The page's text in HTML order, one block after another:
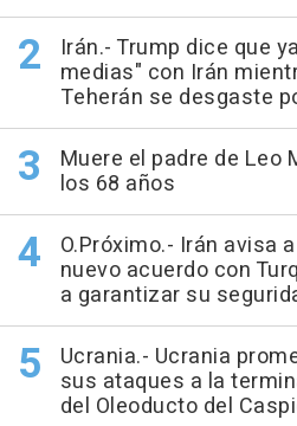
Irán.- Trump dice que
medias" con Irán
Teherán se desgaste
Muere el padre de Leo
los 68 años
O.Próximo.- Irán avisa
nuevo acuerdo con
a garantizar su
Ucrania.- Ucrania
sus ataques a la
del Oleoducto del